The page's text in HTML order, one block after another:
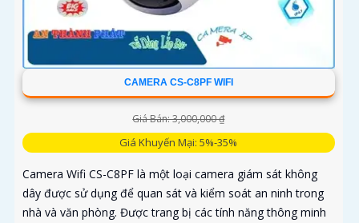
CAMERA CS-C8PF WIFI
Giá Bán: 3,000,000 ₫
Giá Khuyến Mại: 5%-35%
Camera Wifi CS-C8PF là một loại camera giám sát không
dây được sử dụng để quan sát và kiểm soát an ninh trong
nhà và văn phòng. Được trang bị các tính năng thông minh